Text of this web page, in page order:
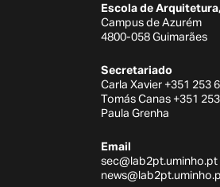
Escola de
Campus de Azurém
4800-058 Guimarães
Secretariado
Carla Xavier +351 253
Tomás Canas +351
Paula Grenha
Email
sec@lab2pt.uminho.pt